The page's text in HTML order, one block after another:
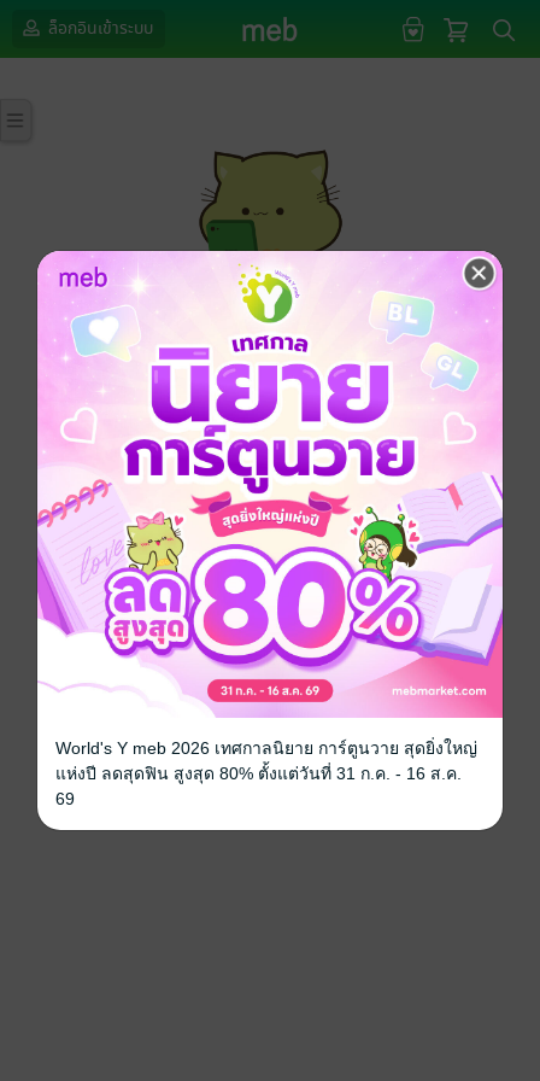
ล็อกอินเข้าระบบ
กรุณาเข้าสู่ระบบก่อนดำเนินรายการด้วยค่ะ
ล็อกอินเข้าระบบ
World's Y meb 2026 เทศกาลนิยาย การ์ตูนวาย สุดยิ่งใหญ่
แห่งปี ลดสุดฟิน สูงสุด 80% ตั้งแต่วันที่ 31 ก.ค. - 16 ส.ค.
69